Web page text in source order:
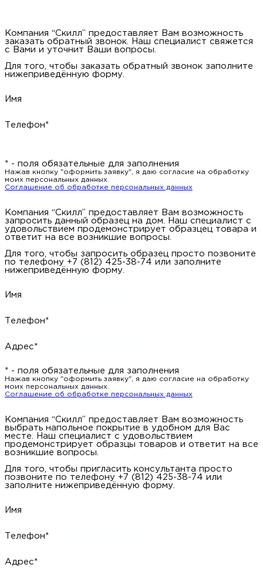
Компания “Скилл” предоставляет Вам возможность
заказать обратный звонок. Наш специалист свяжется
с Вами и уточнит Ваши вопросы.
Для того, чтобы заказать обратный звонок заполните
нижеприведённую форму.
Имя
Телефон*
* - поля обязательные для заполнения
Нажав кнопку "оформить заявку", я даю согласие на обработку
моих персональных данных.
Соглашение об обработке персональных данных
Компания “Скилл” предоставляет Вам возможность
запросить данный образец на дом. Наш специалист с
удовольствием продемонстрирует образцец товара и
ответит на все возникшие вопросы.
Для того, чтобы запросить образец просто позвоните
по телефону +7 (812) 425-38-74 или заполните
нижеприведённую форму.
Имя
Телефон*
Адрес*
* - поля обязательные для заполнения
Нажав кнопку "оформить заявку", я даю согласие на обработку
моих персональных данных.
Соглашение об обработке персональных данных
Компания “Скилл” предоставляет Вам возможность
выбрать напольное покрытие в удобном для Вас
месте. Наш специалист с удовольствием
продемонстрирует образцы товаров и ответит на все
возникшие вопросы.
Для того, чтобы пригласить консультанта просто
позвоните по телефону +7 (812) 425-38-74 или
заполните нижеприведённую форму.
Имя
Телефон*
Адрес*